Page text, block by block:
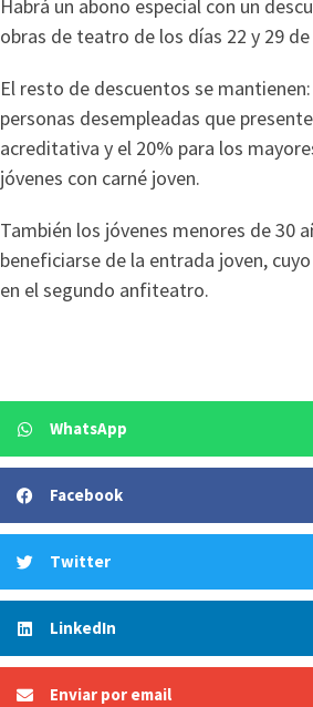
Habrá un abono especial con un
obras de teatro de los días 22 y 29
El resto de descuentos se
personas desempleadas que
acreditativa y el 20% para los
jóvenes con carné joven.
También los jóvenes menores de 30
beneficiarse de la entrada joven,
en el segundo anfiteatro.
WhatsApp
Facebook
Twitter
LinkedIn
Enviar por email